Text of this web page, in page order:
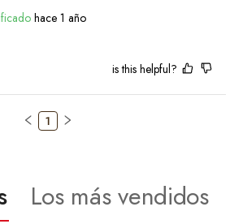
hace 1 año
is this helpful?
1
Los más vendidos